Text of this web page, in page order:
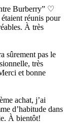
Burberry” ♡
réunis pour
À très
sûrement pas le
très
et bonne
achat, j’ai
d’habitude dans
À bientôt!